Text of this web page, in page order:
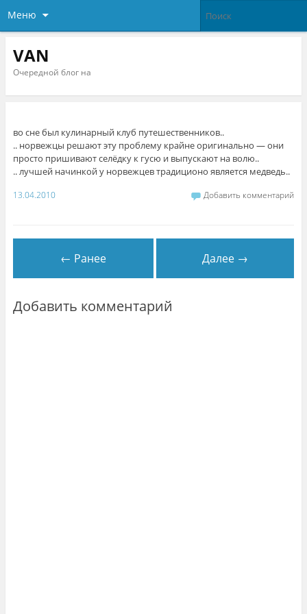
Меню
VAN
Очередной блог на
во сне был кулинарный клуб путешественников..
.. норвежцы решают эту проблему крайне оригинально — они
просто пришивают селёдку к гусю и выпускают на волю..
.. лучшей начинкой у норвежцев традиционо является медведь..
13.04.2010 Добавить комментарий
← Ранее Далее →
Добавить комментарий